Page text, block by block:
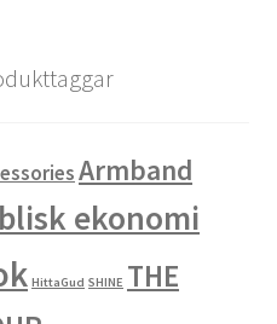
Armband
ekonomi
HittaGud SHINE THE